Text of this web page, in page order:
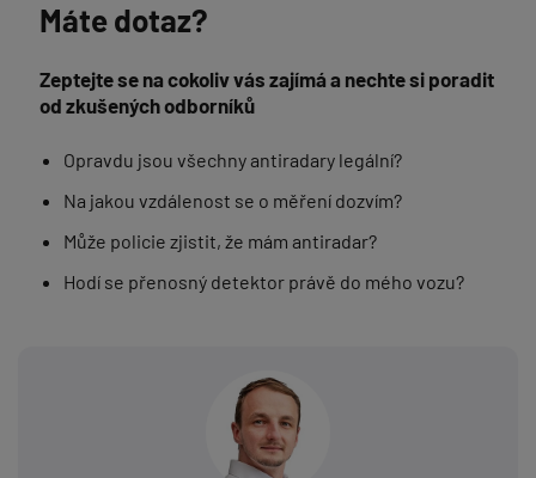
Máte dotaz?
Zeptejte se na cokoliv vás zajímá a nechte si poradit
od zkušených odborníků
Opravdu jsou všechny antiradary legální?
Na jakou vzdálenost se o měření dozvím?
Může policie zjistit, že mám antiradar?
Hodí se přenosný detektor právě do mého vozu?